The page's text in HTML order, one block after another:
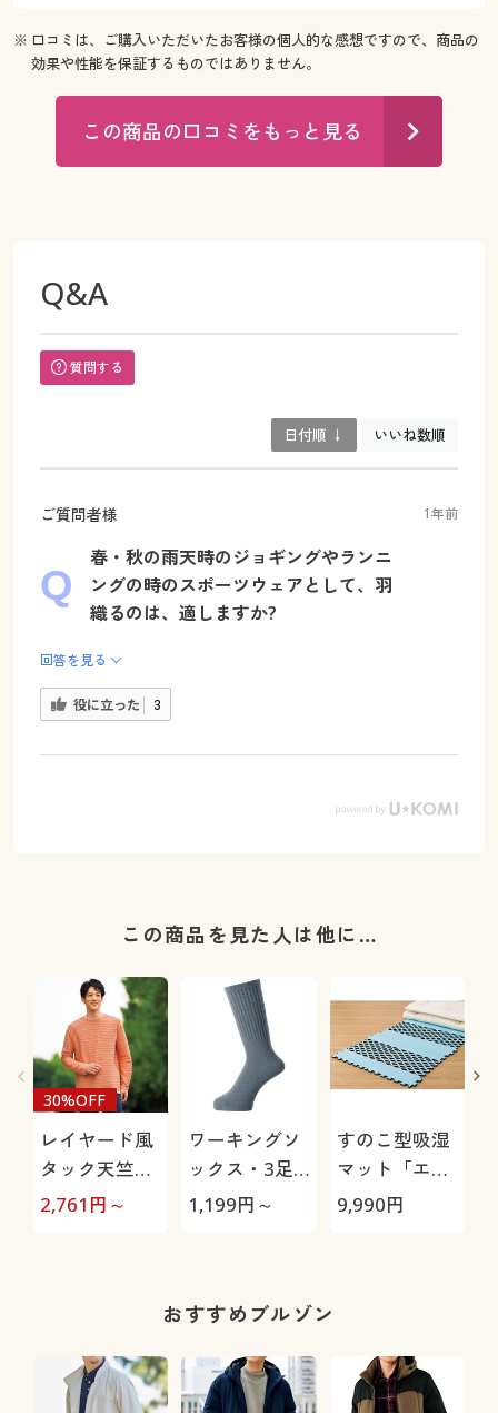
※ 口コミは、ご購入いただいたお客様の個人的な感想ですので、商品の
効果や性能を保証するものではありません。
この商品の口コミをもっと見る
Q&A
質問する
日付順 ↓ いいね数順
ご質問者様 1年前
春・秋の雨天時のジョギングやランニ
ングの時のスポーツウェアとして、羽
織るのは、適しますか?
回答を見る
役に立った 3
この商品を見た人は他に…
レイヤード風
タック天竺カ
ットソー(長
30%OFF
2,761 円～
ワーキングソ
ックス・3足
組
1,199円～
すのこ型吸湿
マット「エア
ージョブ®」
9,990円
おすすめブルゾン